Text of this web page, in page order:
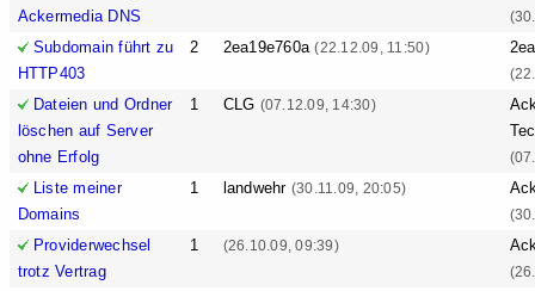
Ackermedia DNS
Subdomain führt zu
HTTP403
2 2ea19e760a(22.12.09, 11:50)
Dateien und Ordner
löschen auf Server
ohne Erfolg
1 CLG (07.12.09, 14:30)
Liste meiner
Domains
1 landwehr (30.11.09, 20:05)
Providerwechsel
trotz Vertrag
1 (26.10.09, 09:39)